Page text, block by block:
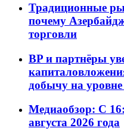
Традиционные
почему
торговли
BP и партнёры
добычу на
Медиаобзор: С
августа 2026 года